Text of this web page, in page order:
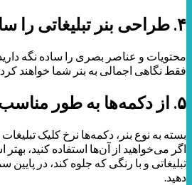
۴. طراحی بنر تبلیغاتی را ساده انجام دهید
محتویات و عناصر بصری را ساده نگه دارید.
فقط نگاهی اجمالی به بنر شما خواهند
۵. از دکمه‌ها به طور مناسب استفاده کنید
اگر می‌خواهید از آن‌ها استفاده کنید،
تبلیغاتی و با رنگی که جلوه کند، در
دهید.